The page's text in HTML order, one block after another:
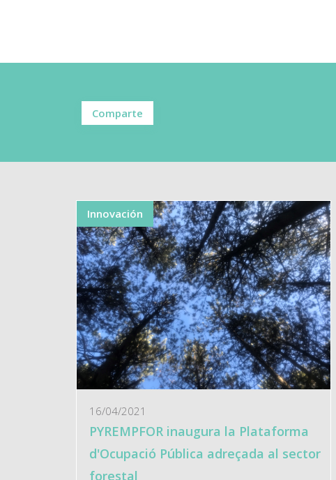
Comparte
Innovación
16/04/2021
PYREMPFOR inaugura la Plataforma
d'Ocupació Pública adreçada al sector
forestal